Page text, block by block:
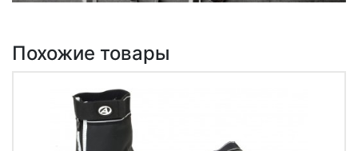
Похожие товары